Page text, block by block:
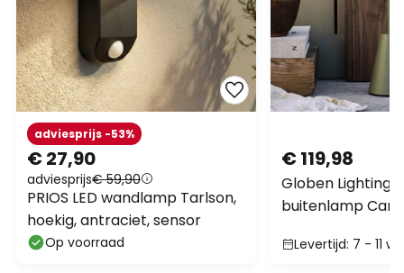
€ 27,90
adviesprijs€ 59,90
adviesprijs -53%
PRIOS LED wandlamp Tarlson,
hoekig, antraciet, sensor
Op voorraad
€ 119,98
Globen Lighting
buitenlamp
IP54